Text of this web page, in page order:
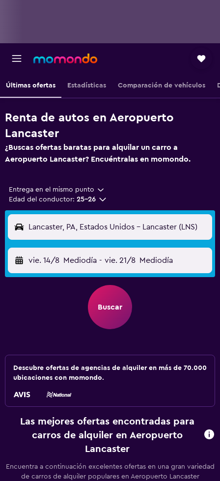
Últimas ofertas Estadísticas Comparación de vehículos
Renta de autos en Aeropuerto
Lancaster
¿Buscas ofertas baratas para alquilar un carro a
Aeropuerto Lancaster? Encuéntralas en momondo.
Entrega en el mismo punto
Edad del conductor: 25-26
Lancaster, PA, Estados Unidos - Lancaster (LNS)
vie. 14/8 Mediodía - vie. 21/8 Mediodía
Buscar
Descubre ofertas de agencias de alquiler en más de 70.000
ubicaciones con momondo.
Las mejores ofertas encontradas para
carros de alquiler en Aeropuerto
Lancaster
Encuentra a continuación excelentes ofertas en una gran variedad
de carros de alquiler populares en Aeropuerto Lancaster